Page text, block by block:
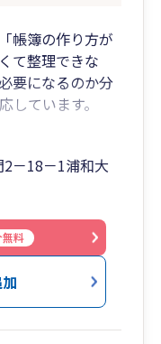
帳簿の作り方が
て整理できな
要になるのか分
しています。
成、経理体制の
やすくサポート
記帳代行、クラ
います。専門用
況に合わせて
－18－1浦和大
無料